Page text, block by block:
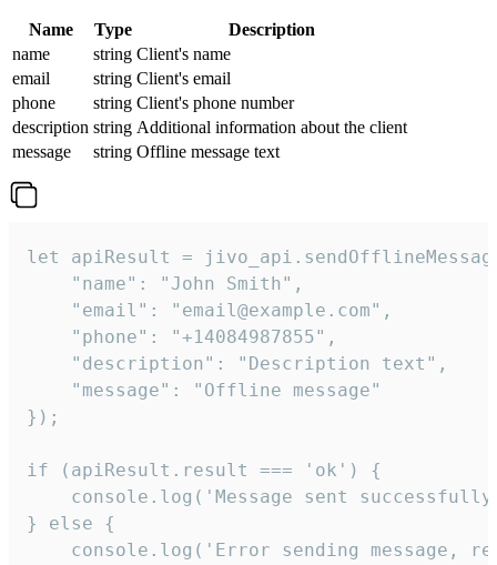
Name Type
Description
name
string Client's name
email
string Client's email
phone
string Client's phone number
description string Additional information about the client
message
string Offline message text
let apiResult =
    "name": "John Smith",
    "email": "email@example.com",
    "phone": "+14084987855",
    "description": "Description text",
    "message": "Offline message"
});
if (apiResult.result === 'ok') {
console.log('Message sent
} else {
console.log('Error sending message,